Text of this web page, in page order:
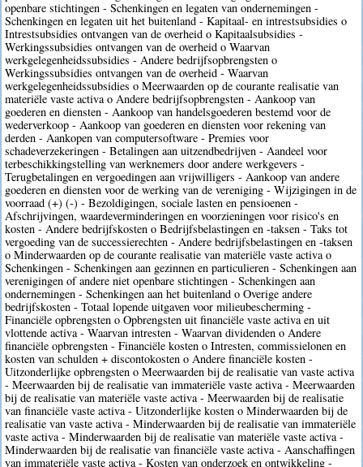
openbare stichtingen - Schenkingen en legaten van ondernemingen -
Schenkingen en legaten uit het buitenland - Kapitaal- en intrestsubsidies o
Intrestsubsidies ontvangen van de overheid o Kapitaalsubsidies -
Werkingssubsidies ontvangen van de overheid o Waarvan
werkgelegenheidssubsidies - Andere bedrijfsopbrengsten o
Werkingssubsidies ontvangen van de overheid - Waarvan
werkgelegenheidssubsidies o Meerwaarden op de courante realisatie van
materiële vaste activa o Andere bedrijfsopbrengsten - Aankoop van
goederen en diensten - Aankoop van handelsgoederen bestemd voor de
wederverkoop - Aankoop van goederen en diensten voor rekening van
derden - Aankopen van computersoftware - Premies voor
schadeverzekeringen - Betalingen aan uitzendbedrijven - Aandeel voor
terbeschikkingstelling van werknemers door andere werkgevers -
Terugbetalingen en vergoedingen aan vrijwilligers - Aankoop van andere
goederen en diensten voor de werking van de vereniging - Wijzigingen in de
voorraad (+) (-) - Bezoldigingen, sociale lasten en pensioenen -
Afschrijvingen, waardeverminderingen en voorzieningen voor risico's en
kosten - Andere bedrijfskosten o Bedrijfsbelastingen en -taksen - Taks tot
vergoeding van de successierechten - Andere bedrijfsbelastingen en -taksen
o Minderwaarden op de courante realisatie van materiële vaste activa o
Schenkingen - Schenkingen aan gezinnen en particulieren - Schenkingen aan
verenigingen of andere niet openbare stichtingen - Schenkingen aan
ondernemingen - Schenkingen aan het buitenland o Overige andere
bedrijfskosten - Totaal lopende uitgaven voor milieubescherming -
Financiële opbrengsten o Opbrengsten uit financiële vaste activa en uit
vlottende activa - Waarvan intresten - Waarvan dividenden o Andere
financiële opbrengsten - Financiële kosten o Intresten, commissielonen en
kosten van schulden + discontokosten o Andere financiële kosten -
Uitzonderlijke opbrengsten o Meerwaarden bij de realisatie van vaste activa
- Meerwaarden bij de realisatie van immateriële vaste activa - Meerwaarden
bij de realisatie van materiële vaste activa - Meerwaarden bij de realisatie
van financiële vaste activa - Uitzonderlijke kosten o Minderwaarden bij de
realisatie van vaste activa - Minderwaarden bij de realisatie van immateriële
vaste activa - Minderwaarden bij de realisatie van materiële vaste activa -
Minderwaarden bij de realisatie van financiële vaste activa - Aanschaffingen
van immateriële vaste activa - Kosten van onderzoek en ontwikkeling -